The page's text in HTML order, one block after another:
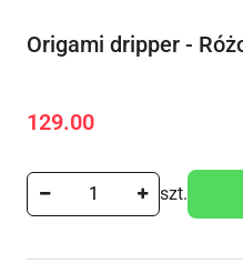
Origami dripper -
Cena:
129.00
szt.